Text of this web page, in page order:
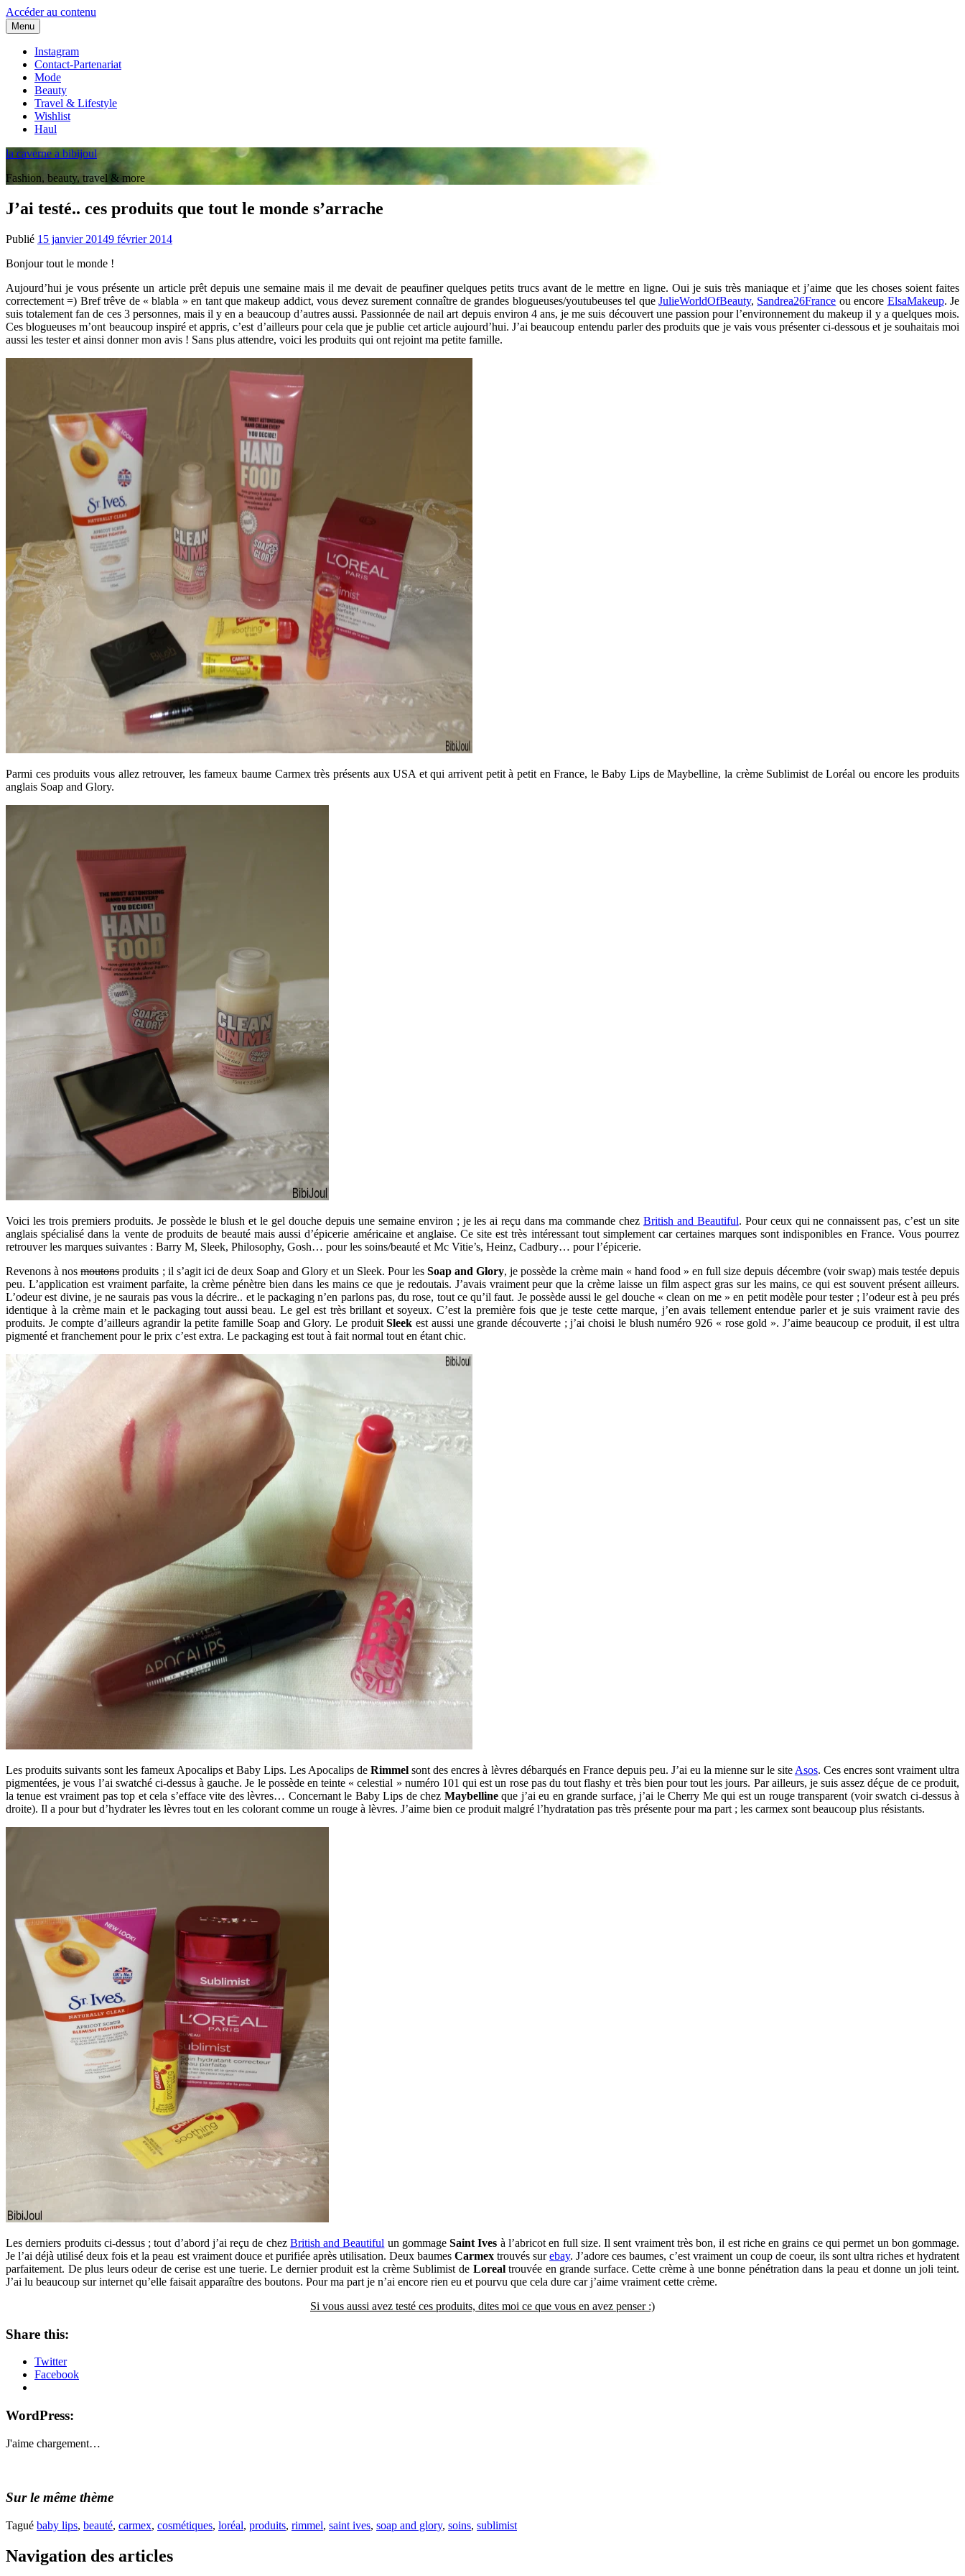
Accéder au contenu
Menu
Instagram
Contact-Partenariat
Mode
Beauty
Travel & Lifestyle
Wishlist
Haul
la caverne a bibijoul
Fashion, beauty, travel & more
J’ai testé.. ces produits que tout le monde s’arrache
Publié 15 janvier 20149 février 2014
Bonjour tout le monde !
Aujourd’hui je vous présente un article prêt depuis une semaine mais il me devait de peaufiner quelques petits trucs avant de le mettre en ligne. Oui je suis très maniaque et j’aime que les choses soient faites
correctement =) Bref trêve de « blabla » en tant que makeup addict, vous devez surement connaître de grandes blogueuses/youtubeuses tel que JulieWorldOfBeauty, Sandrea26France ou encore ElsaMakeup. Je
suis totalement fan de ces 3 personnes, mais il y en a beaucoup d’autres aussi. Passionnée de nail art depuis environ 4 ans, je me suis découvert une passion pour l’environnement du makeup il y a quelques mois.
Ces blogueuses m’ont beaucoup inspiré et appris, c’est d’ailleurs pour cela que je publie cet article aujourd’hui. J’ai beaucoup entendu parler des produits que je vais vous présenter ci-dessous et je souhaitais moi
aussi les tester et ainsi donner mon avis ! Sans plus attendre, voici les produits qui ont rejoint ma petite famille.
Parmi ces produits vous allez retrouver, les fameux baume Carmex très présents aux USA et qui arrivent petit à petit en France, le Baby Lips de Maybelline, la crème Sublimist de Loréal ou encore les produits
anglais Soap and Glory.
Voici les trois premiers produits. Je possède le blush et le gel douche depuis une semaine environ ; je les ai reçu dans ma commande chez British and Beautiful. Pour ceux qui ne connaissent pas, c’est un site
anglais spécialisé dans la vente de produits de beauté mais aussi d’épicerie américaine et anglaise. Ce site est très intéressant tout simplement car certaines marques sont indisponibles en France. Vous pourrez
retrouver les marques suivantes : Barry M, Sleek, Philosophy, Gosh… pour les soins/beauté et Mc Vitie’s, Heinz, Cadbury… pour l’épicerie.
Revenons à nosmoutonsproduits ; il s’agit ici de deux Soap and Glory et un Sleek. Pour les Soap and Glory, je possède la crème main « hand food » en full size depuis décembre (voir swap) mais testée depuis
peu. L’application est vraiment parfaite, la crème pénètre bien dans les mains ce que je redoutais. J’avais vraiment peur que la crème laisse un film aspect gras sur les mains, ce qui est souvent présent ailleurs.
L’odeur est divine, je ne saurais pas vous la décrire.. et le packaging n’en parlons pas, du rose, tout ce qu’il faut. Je possède aussi le gel douche « clean on me » en petit modèle pour tester ; l’odeur est à peu prés
identique à la crème main et le packaging tout aussi beau. Le gel est très brillant et soyeux. C’est la première fois que je teste cette marque, j’en avais tellement entendue parler et je suis vraiment ravie des
produits. Je compte d’ailleurs agrandir la petite famille Soap and Glory. Le produitSleek est aussi une grande découverte ; j’ai choisi le blush numéro 926 « rose gold ». J’aime beaucoup ce produit, il est ultra
pigmenté et franchement pour le prix c’est extra. Le packaging est tout à fait normal tout en étant chic.
Les produits suivants sont les fameux Apocalips et Baby Lips. Les Apocalips deRimmel sont des encres à lèvres débarqués en France depuis peu. J’ai eu la mienne sur le site Asos. Ces encres sont vraiment ultra
pigmentées, je vous l’ai swatché ci-dessus à gauche. Je le possède en teinte « celestial » numéro 101 qui est un rose pas du tout flashy et très bien pour tout les jours. Par ailleurs, je suis assez déçue de ce produit,
la tenue est vraiment pas top et cela s’efface vite des lèvres… Concernant le Baby Lips de chez Maybellineque j’ai eu en grande surface, j’ai le Cherry Me qui est un rouge transparent (voir swatch ci-dessus à
droite). Il a pour but d’hydrater les lèvres tout en les colorant comme un rouge à lèvres. J’aime bien ce produit malgré l’hydratation pas très présente pour ma part ; les carmex sont beaucoup plus résistants.
Les derniers produits ci-dessus ; tout d’abord j’ai reçu de chez British and Beautiful un gommageSaint Ives à l’abricot en full size. Il sent vraiment très bon, il est riche en grains ce qui permet un bon gommage.
Je l’ai déjà utilisé deux fois et la peau est vraiment douce et purifiée après utilisation. Deux baumes Carmextrouvés surebay. J’adore ces baumes, c’est vraiment un coup de coeur, ils sont ultra riches et hydratent
parfaitement. De plus leurs odeur de cerise est une tuerie. Le dernier produit est la crème Sublimist de Lorealtrouvée en grande surface. Cette crème à une bonne pénétration dans la peau et donne un joli teint.
J’ai lu beaucoup sur internet qu’elle faisait apparaître des boutons. Pour ma part je n’ai encore rien eu et pourvu que cela dure car j’aime vraiment cette crème.
Si vous aussi avez testé ces produits, dites moi ce que vous en avez penser :)
Share this:
Twitter
Facebook
WordPress:
J'aime chargement…
Sur le même thème
Tagué baby lips, beauté, carmex, cosmétiques, loréal, produits, rimmel, saint ives, soap and glory, soins, sublimist
Navigation des articles